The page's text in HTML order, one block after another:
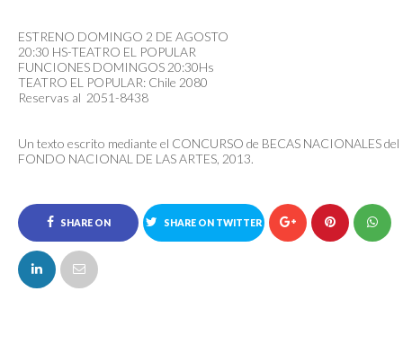
ESTRENO DOMINGO 2 DE AGOSTO
20:30 HS-TEATRO EL POPULAR
FUNCIONES DOMINGOS 20:30Hs
TEATRO EL POPULAR: Chile 2080
Reservas al 2051-8438
Un texto escrito mediante el CONCURSO de BECAS NACIONALES del
FONDO NACIONAL DE LAS ARTES, 2013.
SHARE ON
FACEBOOK
SHARE ON TWITTER